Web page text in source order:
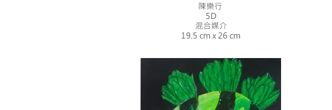
陳樂行
5D
混合媒介
19.5 cm x 26 cm